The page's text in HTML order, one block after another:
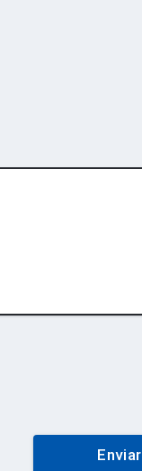
Enviar